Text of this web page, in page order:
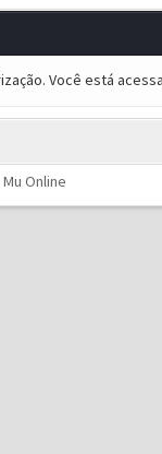
Você está
Mu Online